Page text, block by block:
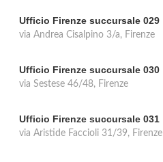
Ufficio Firenze succursale 029
via Andrea Cisalpino 3/a, Firenze
Ufficio Firenze succursale 030
via Sestese 46/48, Firenze
Ufficio Firenze succursale 031
via Aristide Faccioli 31/39, Firenze